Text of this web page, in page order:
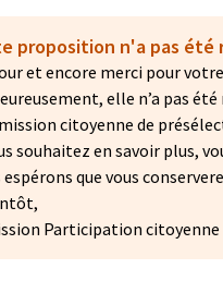
proposition n'a pas
et encore merci pour
elle n’a pas
citoyenne de
souhaitez en savoir plus,
espérons que vous
Participation citoyenne